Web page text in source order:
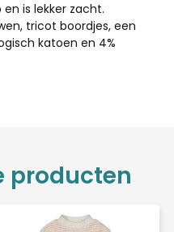
is lekker zacht.
tricot boordjes, een
katoen en 4%
producten